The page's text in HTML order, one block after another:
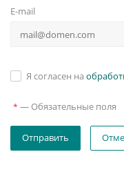
E-mail
Я согласен на
* — Обязательные поля